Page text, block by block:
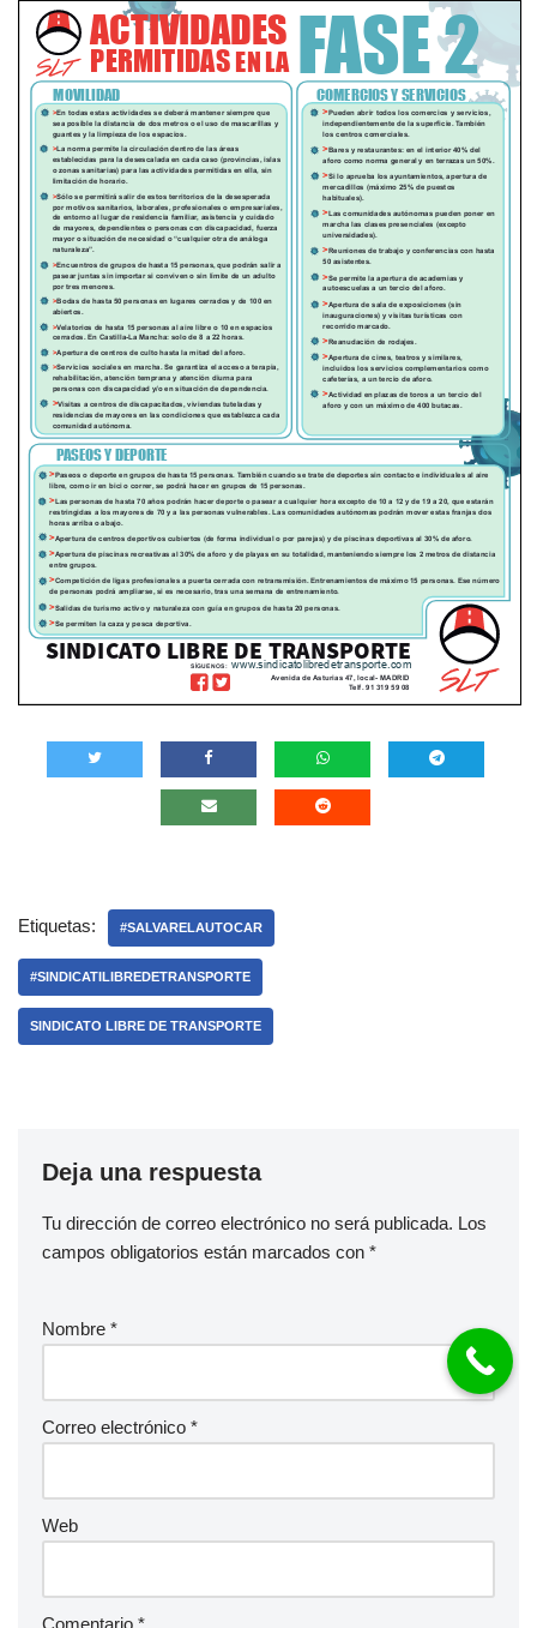
Etiquetas: #SALVARELAUTOCAR
#SINDICATILIBREDETRANSPORTE
SINDICATO LIBRE DE TRANSPORTE
Deja una respuesta
Tu dirección de correo electrónico no será publicada. Los
campos obligatorios están marcados con *
Nombre *
Correo electrónico *
Web